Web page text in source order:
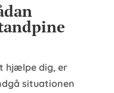
hjælpe dig, er
situationen